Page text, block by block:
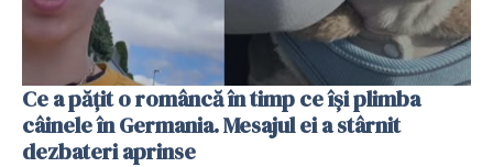
Ce a pățit o româncă în timp ce își plimba
câinele în Germania. Mesajul ei a stârnit
dezbateri aprinse